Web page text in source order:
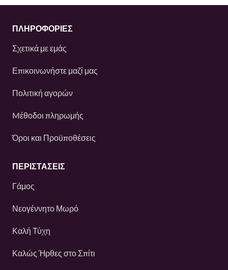
ΠΛΗΡΟΦΟΡΙΕΣ
Σχετικά με εμάς
Επικοινωνήστε μαζί μας
Πολιτική αγορών
Mέθοδοι πληρωμής
Όροι και Προϋποθέσεις
ΠΕΡΙΣΤΆΣΕΙΣ
Γάμος
Νεογέννητο Μωρό
Καλή Τύχη
Καλώς Ήρθες στο Σπίτι